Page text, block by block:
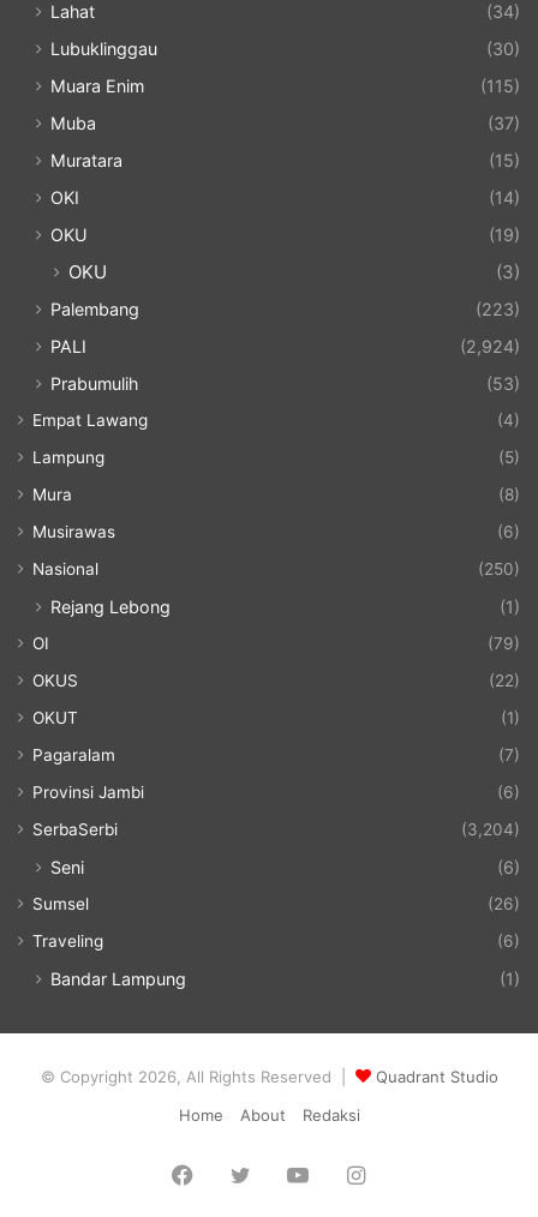
Lahat
(34)
Lubuklinggau
(30)
Muara Enim
(115)
Muba
(37)
Muratara
(15)
OKI
(14)
OKU
(19)
OKU (3)
Palembang
(223)
PALI
(2,924)
Prabumulih
(53)
Empat Lawang
(4)
Lampung
(5)
Mura
(8)
Musirawas
(6)
Nasional
(250)
Rejang Lebong (1)
OI
(79)
OKUS
(22)
OKUT
(1)
Pagaralam
(7)
Provinsi Jambi
(6)
SerbaSerbi
(3,204)
Seni (6)
Sumsel
(26)
Traveling
(6)
Bandar Lampung (1)
© Copyright 2026, All Rights Reserved |
Quadrant Studio
Home
About Redaksi
Facebook
Twitter YouTubeInstagram